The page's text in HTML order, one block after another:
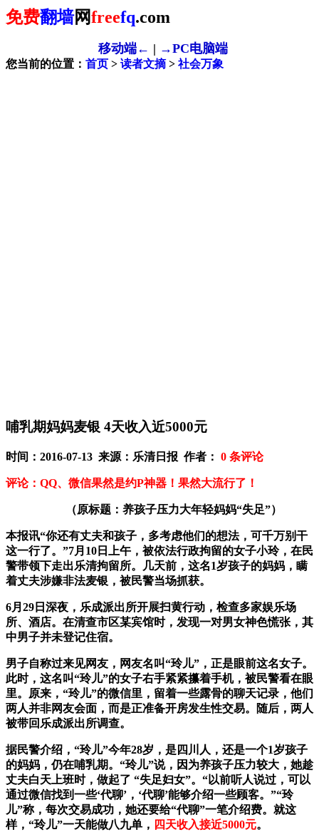
免费翻墙网freefq.com
移动端← | →PC电脑端
您当前的位置： 首页 > 读者文摘> 社会万象
哺乳期妈妈麦银 4天收入近5000元
时间：2016-07-13 来源：乐清日报 作者： 0 条评论
评论：QQ、微信果然是约P神器！果然大流行了！
（原标题：养孩子压力大年轻妈妈“失足”）
本报讯“你还有丈夫和孩子，多考虑他们的想法，可千万别干
这一行了。”7月10日上午，被依法行政拘留的女子小玲，在民
警带领下走出乐清拘留所。几天前，这名1岁孩子的妈妈，瞒
着丈夫涉嫌非法麦银，被民警当场抓获。
6月29日深夜，乐成派出所开展扫黄行动，检查多家娱乐场
所、酒店。在清查市区某宾馆时，发现一对男女神色慌张，其
中男子并未登记住宿。
男子自称过来见网友，网友名叫“玲儿”，正是眼前这名女子。
此时，这名叫“玲儿”的女子右手紧紧攥着手机，被民警看在眼
里。原来，“玲儿”的微信里，留着一些露骨的聊天记录，他们
两人并非网友会面，而是正准备开房发生性交易。随后，两人
被带回乐成派出所调查。
据民警介绍，“玲儿”今年28岁，是四川人，还是一个1岁孩子
的妈妈，仍在哺乳期。“玲儿”说，因为养孩子压力较大，她趁
丈夫白天上班时，做起了 “失足妇女”。“以前听人说过，可以
通过微信找到一些‘代聊’，‘代聊’能够介绍一些顾客。”“玲
儿”称，每次交易成功，她还要给“代聊”一笔介绍费。就这
样，“玲儿”一天能做八九单， 四天收入接近5000元。